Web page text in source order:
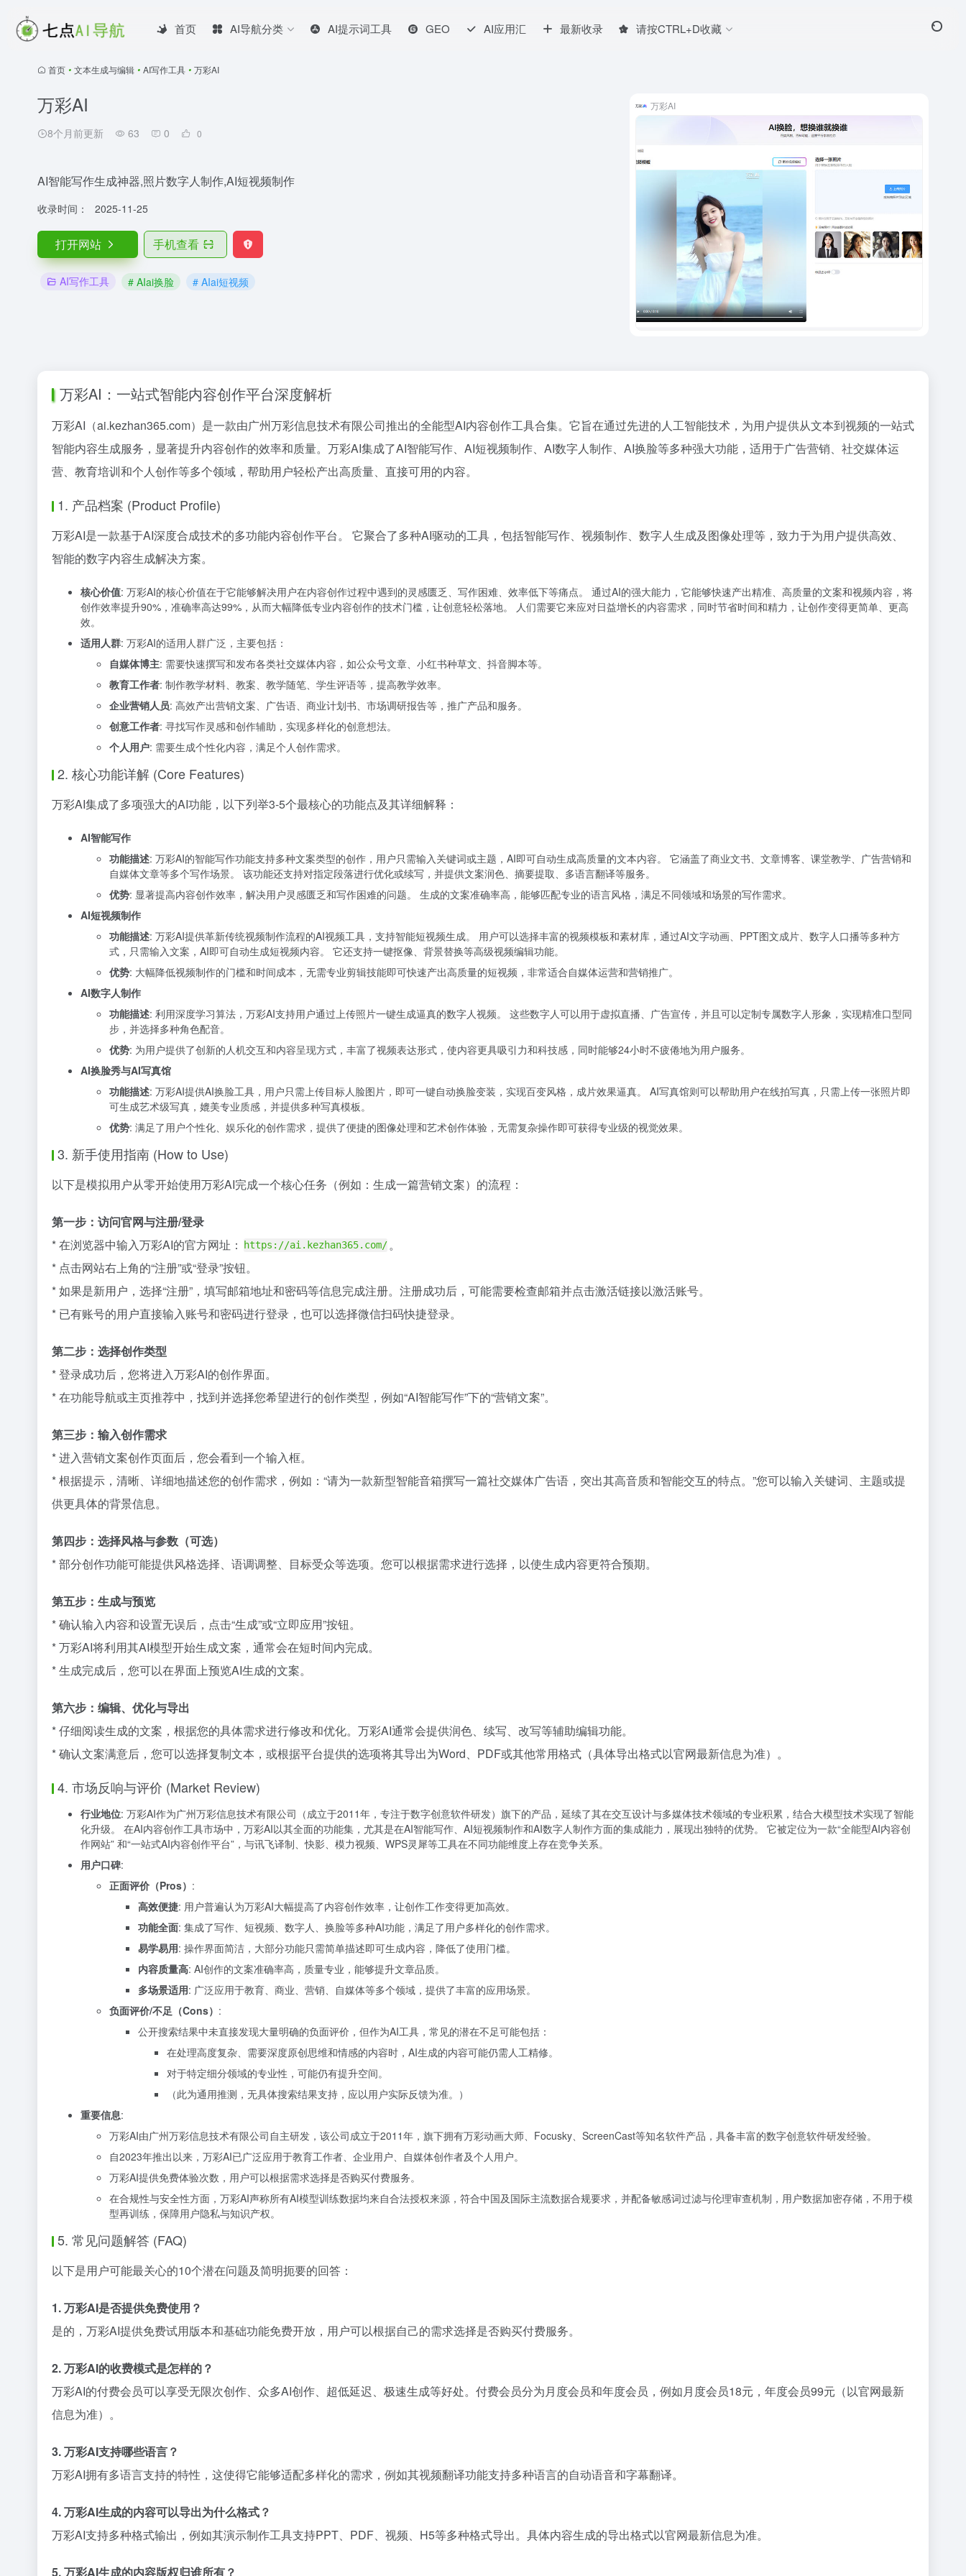
首页 AI导航分类 AI提示词工具 GEO AI应用汇 最新收录 请按CTRL+D收藏
首页 • 文本生成与编辑 • AI写作工具 • 万彩AI
万彩AI
8个月前更新 63 0 0
AI智能写作生成神器,照片数字人制作,AI短视频制作
收录时间： 2025-11-25
打开网站 手机查看
AI写作工具 # AIai换脸 # AIai短视频
万彩AI
万彩AI：一站式智能内容创作平台深度解析
万彩AI（ai.kezhan365.com）是一款由广州万彩信息技术有限公司推出的全能型AI内容创作工具合集。它旨在通过先进的人工智能技术，为用户提供从文本到视频的一站式
智能内容生成服务，显著提升内容创作的效率和质量。万彩AI集成了AI智能写作、AI短视频制作、AI数字人制作、AI换脸等多种强大功能，适用于广告营销、社交媒体运
营、教育培训和个人创作等多个领域，帮助用户轻松产出高质量、直接可用的内容。
1. 产品档案 (Product Profile)
万彩AI是一款基于AI深度合成技术的多功能内容创作平台。 它聚合了多种AI驱动的工具，包括智能写作、视频制作、数字人生成及图像处理等，致力于为用户提供高效、
智能的数字内容生成解决方案。
核心价值: 万彩AI的核心价值在于它能够解决用户在内容创作过程中遇到的灵感匮乏、写作困难、效率低下等痛点。 通过AI的强大能力，它能够快速产出精准、高质量的文案和视频内容，将
创作效率提升90%，准确率高达99%，从而大幅降低专业内容创作的技术门槛，让创意轻松落地。 人们需要它来应对日益增长的内容需求，同时节省时间和精力，让创作变得更简单、更高
效。
适用人群: 万彩AI的适用人群广泛，主要包括：
自媒体博主: 需要快速撰写和发布各类社交媒体内容，如公众号文章、小红书种草文、抖音脚本等。
教育工作者: 制作教学材料、教案、教学随笔、学生评语等，提高教学效率。
企业营销人员: 高效产出营销文案、广告语、商业计划书、市场调研报告等，推广产品和服务。
创意工作者: 寻找写作灵感和创作辅助，实现多样化的创意想法。
个人用户: 需要生成个性化内容，满足个人创作需求。
2. 核心功能详解 (Core Features)
万彩AI集成了多项强大的AI功能，以下列举3-5个最核心的功能点及其详细解释：
AI智能写作
功能描述: 万彩AI的智能写作功能支持多种文案类型的创作，用户只需输入关键词或主题，AI即可自动生成高质量的文本内容。 它涵盖了商业文书、文章博客、课堂教学、广告营销和
自媒体文章等多个写作场景。 该功能还支持对指定段落进行优化或续写，并提供文案润色、摘要提取、多语言翻译等服务。
优势: 显著提高内容创作效率，解决用户灵感匮乏和写作困难的问题。 生成的文案准确率高，能够匹配专业的语言风格，满足不同领域和场景的写作需求。
AI短视频制作
功能描述: 万彩AI提供革新传统视频制作流程的AI视频工具，支持智能短视频生成。 用户可以选择丰富的视频模板和素材库，通过AI文字动画、PPT图文成片、数字人口播等多种方
式，只需输入文案，AI即可自动生成短视频内容。 它还支持一键抠像、背景替换等高级视频编辑功能。
优势: 大幅降低视频制作的门槛和时间成本，无需专业剪辑技能即可快速产出高质量的短视频，非常适合自媒体运营和营销推广。
AI数字人制作
功能描述: 利用深度学习算法，万彩AI支持用户通过上传照片一键生成逼真的数字人视频。 这些数字人可以用于虚拟直播、广告宣传，并且可以定制专属数字人形象，实现精准口型同
步，并选择多种角色配音。
优势: 为用户提供了创新的人机交互和内容呈现方式，丰富了视频表达形式，使内容更具吸引力和科技感，同时能够24小时不疲倦地为用户服务。
AI换脸秀与AI写真馆
功能描述: 万彩AI提供AI换脸工具，用户只需上传目标人脸图片，即可一键自动换脸变装，实现百变风格，成片效果逼真。 AI写真馆则可以帮助用户在线拍写真，只需上传一张照片即
可生成艺术级写真，媲美专业质感，并提供多种写真模板。
优势: 满足了用户个性化、娱乐化的创作需求，提供了便捷的图像处理和艺术创作体验，无需复杂操作即可获得专业级的视觉效果。
3. 新手使用指南 (How to Use)
以下是模拟用户从零开始使用万彩AI完成一个核心任务（例如：生成一篇营销文案）的流程：
第一步：访问官网与注册/登录
* 在浏览器中输入万彩AI的官方网址：
https://ai.kezhan365.com/。
* 点击网站右上角的“注册”或“登录”按钮。
* 如果是新用户，选择“注册”，填写邮箱地址和密码等信息完成注册。注册成功后，可能需要检查邮箱并点击激活链接以激活账号。
* 已有账号的用户直接输入账号和密码进行登录，也可以选择微信扫码快捷登录。
第二步：选择创作类型
* 登录成功后，您将进入万彩AI的创作界面。
* 在功能导航或主页推荐中，找到并选择您希望进行的创作类型，例如“AI智能写作”下的“营销文案”。
第三步：输入创作需求
* 进入营销文案创作页面后，您会看到一个输入框。
* 根据提示，清晰、详细地描述您的创作需求，例如：“请为一款新型智能音箱撰写一篇社交媒体广告语，突出其高音质和智能交互的特点。”您可以输入关键词、主题或提
供更具体的背景信息。
第四步：选择风格与参数（可选）
* 部分创作功能可能提供风格选择、语调调整、目标受众等选项。您可以根据需求进行选择，以使生成内容更符合预期。
第五步：生成与预览
* 确认输入内容和设置无误后，点击“生成”或“立即应用”按钮。
* 万彩AI将利用其AI模型开始生成文案，通常会在短时间内完成。
* 生成完成后，您可以在界面上预览AI生成的文案。
第六步：编辑、优化与导出
* 仔细阅读生成的文案，根据您的具体需求进行修改和优化。万彩AI通常会提供润色、续写、改写等辅助编辑功能。
* 确认文案满意后，您可以选择复制文本，或根据平台提供的选项将其导出为Word、PDF或其他常用格式（具体导出格式以官网最新信息为准）。
4. 市场反响与评价 (Market Review)
行业地位: 万彩AI作为广州万彩信息技术有限公司（成立于2011年，专注于数字创意软件研发）旗下的产品，延续了其在交互设计与多媒体技术领域的专业积累，结合大模型技术实现了智能
化升级。 在AI内容创作工具市场中，万彩AI以其全面的功能集，尤其是在AI智能写作、AI短视频制作和AI数字人制作方面的集成能力，展现出独特的优势。 它被定位为一款“全能型AI内容创
作网站” 和“一站式AI内容创作平台”，与讯飞译制、快影、模力视频、WPS灵犀等工具在不同功能维度上存在竞争关系。
用户口碑:
正面评价（Pros） :
高效便捷: 用户普遍认为万彩AI大幅提高了内容创作效率，让创作工作变得更加高效。
功能全面: 集成了写作、短视频、数字人、换脸等多种AI功能，满足了用户多样化的创作需求。
易学易用: 操作界面简洁，大部分功能只需简单描述即可生成内容，降低了使用门槛。
内容质量高: AI创作的文案准确率高，质量专业，能够提升文章品质。
多场景适用: 广泛应用于教育、商业、营销、自媒体等多个领域，提供了丰富的应用场景。
负面评价/不足（Cons） :
公开搜索结果中未直接发现大量明确的负面评价，但作为AI工具，常见的潜在不足可能包括：
在处理高度复杂、需要深度原创思维和情感的内容时，AI生成的内容可能仍需人工精修。
对于特定细分领域的专业性，可能仍有提升空间。
（此为通用推测，无具体搜索结果支持，应以用户实际反馈为准。）
重要信息:
万彩AI由广州万彩信息技术有限公司自主研发，该公司成立于2011年，旗下拥有万彩动画大师、Focusky、ScreenCast等知名软件产品，具备丰富的数字创意软件研发经验。
自2023年推出以来，万彩AI已广泛应用于教育工作者、企业用户、自媒体创作者及个人用户。
万彩AI提供免费体验次数，用户可以根据需求选择是否购买付费服务。
在合规性与安全性方面，万彩AI声称所有AI模型训练数据均来自合法授权来源，符合中国及国际主流数据合规要求，并配备敏感词过滤与伦理审查机制，用户数据加密存储，不用于模
型再训练，保障用户隐私与知识产权。
5. 常见问题解答 (FAQ)
以下是用户可能最关心的10个潜在问题及简明扼要的回答：
1. 万彩AI是否提供免费使用？
是的，万彩AI提供免费试用版本和基础功能免费开放，用户可以根据自己的需求选择是否购买付费服务。
2. 万彩AI的收费模式是怎样的？
万彩AI的付费会员可以享受无限次创作、众多AI创作、超低延迟、极速生成等好处。付费会员分为月度会员和年度会员，例如月度会员18元，年度会员99元（以官网最新
信息为准）。
3. 万彩AI支持哪些语言？
万彩AI拥有多语言支持的特性，这使得它能够适配多样化的需求，例如其视频翻译功能支持多种语言的自动语音和字幕翻译。
4. 万彩AI生成的内容可以导出为什么格式？
万彩AI支持多种格式输出，例如其演示制作工具支持PPT、PDF、视频、H5等多种格式导出。具体内容生成的导出格式以官网最新信息为准。
5. 万彩AI生成的内容版权归谁所有？